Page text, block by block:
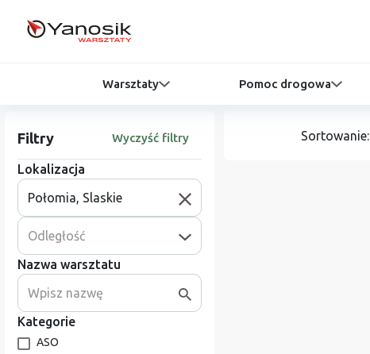
Warsztaty Pomoc drogowa
Filtry Wyczyść filtry
Lokalizacja
Odległość
Nazwa warsztatu
Kategorie
ASO
Sortowanie: